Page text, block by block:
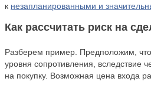
к незапланированными и
Как рассчитать риск на
Разберем пример. Предположим,
уровня сопротивления, вследствие
на покупку. Возможная цена входа